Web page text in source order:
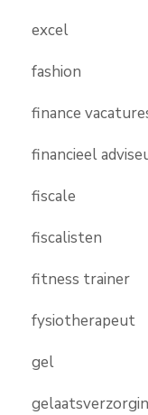
excel
fashion
finance
financieel
fiscale
fiscalisten
fitness trainer
fysiotherapeut
gel